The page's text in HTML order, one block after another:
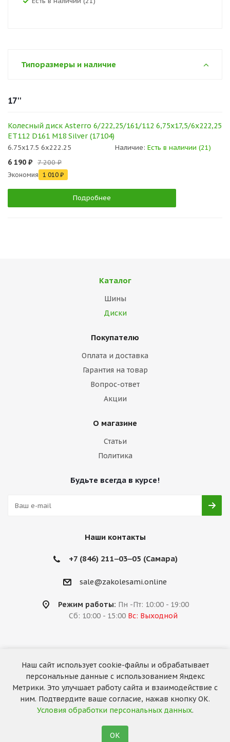
Типоразмеры и наличие
17''
Колесный диск Asterro 6/222,25/161/112 6,75x17,5/6x222,25
ET112 D161 M18 Silver (17104)
6.75x17.5 6x222.25 Наличие: Есть в наличии (21)
6 190 ₽ 7 200 ₽
Экономия 1 010 ₽
Подробнее
Каталог
Шины
Диски
Покупателю
Оплата и доставка
Гарантия на товар
Вопрос-ответ
Акции
О магазине
Статьи
Политика
Будьте всегда в курсе!
Наши контакты
+7 (846) 211‒03‒05 (Самара)
sale@zakolesami.online
Режим работы: Пн -Пт: 10:00 - 19:00
Сб: 10:00 - 15:00 Вс: Выходной
2026 © «За колёсами.Online»
Запуск сайта —RuMaster
Наш сайт использует cookie-файлы и обрабатывает
персональные данные с использованием Яндекс
Метрики. Это улучшает работу сайта и взаимодействие с
ним. Подтвердите ваше согласие, нажав кнопку ОК.
Условия обработки персональных данных.
ОК